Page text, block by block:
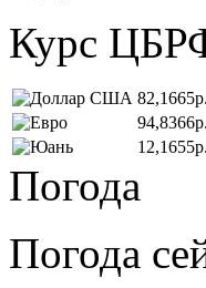
Курс
82,1665р.
94,8366р.
12,1655р.
Погода
Погода